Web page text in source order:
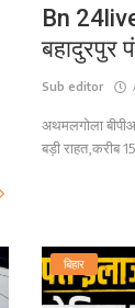
Bn
बहादुरपुर
Sub editor
अथमलगोला
बड़ी राहत,करीब
बिहार